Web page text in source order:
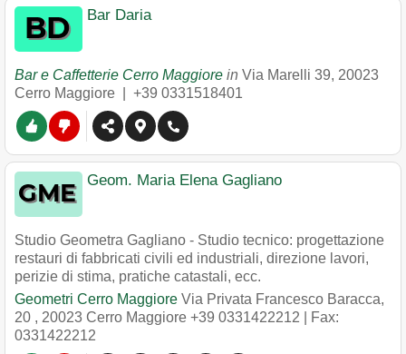
Bar Daria
Bar e Caffetterie Cerro Maggiore in Via Marelli 39, 20023
Cerro Maggiore
+39 0331518401
Geom. Maria Elena Gagliano
Studio Geometra Gagliano - Studio tecnico: progettazione
restauri di fabbricati civili ed industriali, direzione lavori,
perizie di stima, pratiche catastali, ecc.
Geometri Cerro Maggiore Via Privata Francesco Baracca,
20 , 20023 Cerro Maggiore +39 0331422212 | Fax:
0331422212